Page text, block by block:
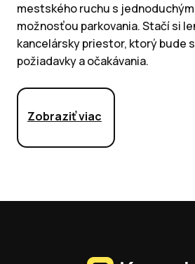
mestského ruchu s
možnosťou parkovania. Stačí si
kancelársky priestor, ktorý bude
požiadavky a očakávania.
Zobraziť viac